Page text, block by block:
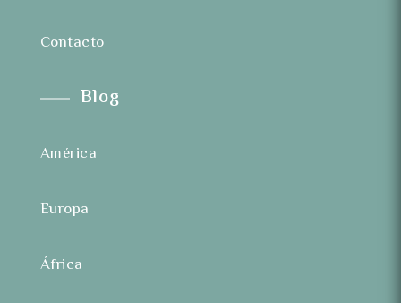
Contacto
Blog
América
Europa
África